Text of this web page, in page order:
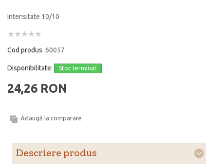
Intensitate 10/10
Cod produs: 60057
Disponibilitate: Stoc terminat
24,26 RON
Adaugă la comparare
Descriere produs